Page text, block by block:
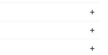
+
+
+